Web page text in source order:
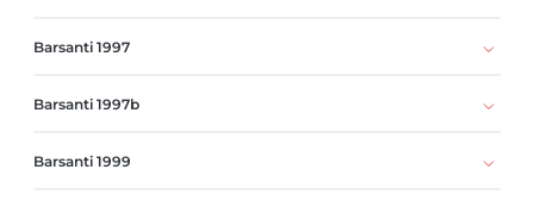
Barsanti 1997
Barsanti 1997b
Barsanti 1999